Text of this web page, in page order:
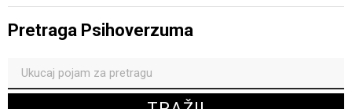
Pretraga Psihoverzuma